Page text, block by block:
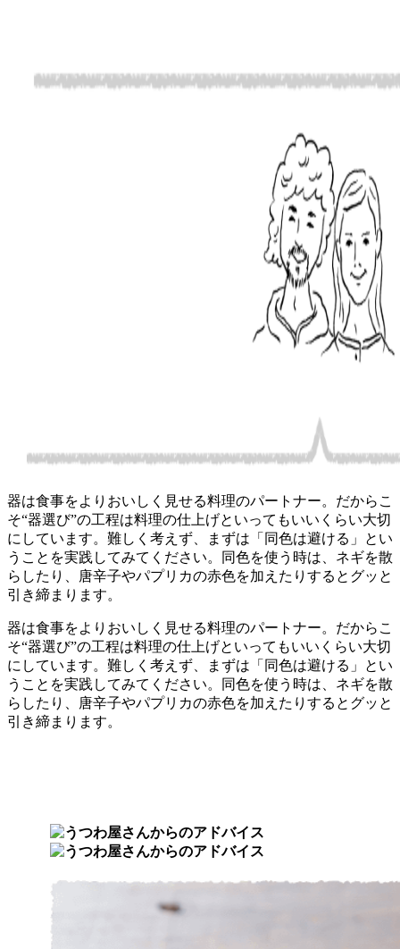
器は食事をよりおいしく見せる料理のパートナー。だからこ
そ“器選び”の工程は料理の仕上げといってもいいくらい大切
にしています。難しく考えず、まずは「同色は避ける」とい
うことを実践してみてください。同色を使う時は、ネギを散
らしたり、唐辛子やパプリカの赤色を加えたりするとグッと
引き締まります。
器は食事をよりおいしく見せる料理のパートナー。だからこ
そ“器選び”の工程は料理の仕上げといってもいいくらい大切
にしています。難しく考えず、まずは「同色は避ける」とい
うことを実践してみてください。同色を使う時は、ネギを散
らしたり、唐辛子やパプリカの赤色を加えたりするとグッと
引き締まります。